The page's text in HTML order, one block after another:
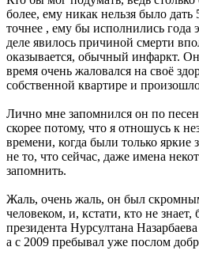
более, ему никак нельзя было дать
точнее , ему бы исполнились года
деле явилось причиной смерти
оказывается, обычный инфаркт.
время очень жаловался на своё
собственной квартире и
Лично мне запомнился он по
скорее потому, что я отношусь к
времени, когда были только
не то, что сейчас, даже имена
запомнить.
Жаль, очень жаль, он был
человеком, и, кстати, кто не
президента Нурсултана
а с 2009 пребывал уже послом